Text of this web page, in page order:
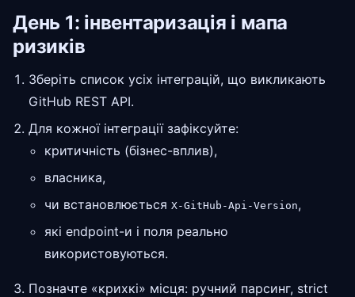
День 1: інвентаризація і мапа
ризиків
Зберіть список усіх інтеграцій, що викликають
GitHub REST API.
Для кожної інтеграції зафіксуйте:
критичність (бізнес-вплив),
власника,
чи встановлюється X-GitHub-Api-Version,
які endpoint-и і поля реально
використовуються.
Позначте «крихкі» місця: ручний парсинг, strict